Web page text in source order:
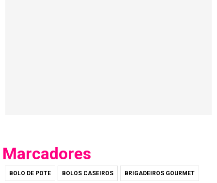
Marcadores
BOLO DE POTE BOLOS CASEIROS BRIGADEIROS GOURMET